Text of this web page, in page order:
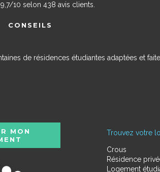
9,7/10 selon 438 avis clients.
CONSEILS
de résidences étudiantes adaptées et
Trouvez votre
Crous
Résidence
Logement
MON